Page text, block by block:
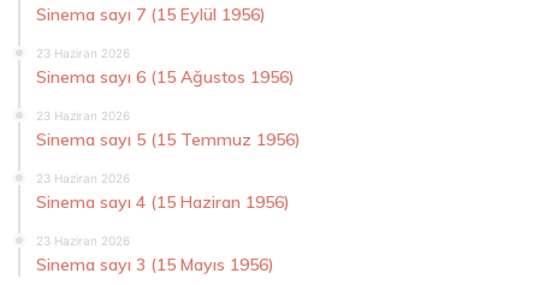
Sinema sayı 7 (15 Eylül 1956)
23 Haziran 2026
Sinema sayı 6 (15 Ağustos 1956)
23 Haziran 2026
Sinema sayı 5 (15 Temmuz 1956)
23 Haziran 2026
Sinema sayı 4 (15 Haziran 1956)
23 Haziran 2026
Sinema sayı 3 (15 Mayıs 1956)